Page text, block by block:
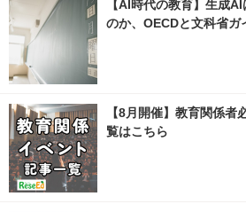
【AI時代の教育】生成
のか、OECDと文科省ガ
【8月開催】教育関係者
覧はこちら